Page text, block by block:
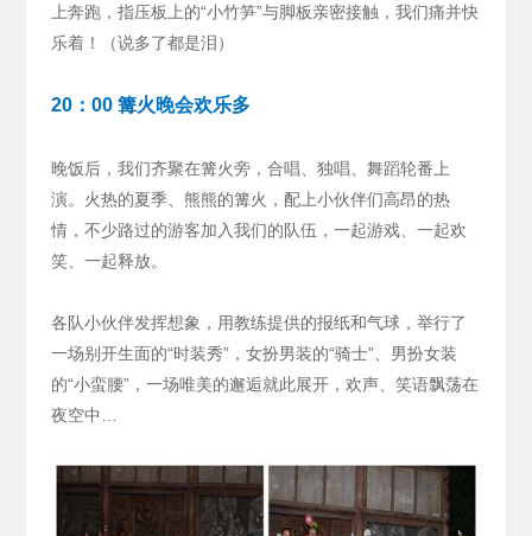
上奔跑，指压板上的“小竹笋”与脚板亲密接触，我们痛并快
乐着！（说多了都是泪）
20：00 篝火晚会欢乐多
晚饭后，我们齐聚在篝火旁，合唱、独唱、舞蹈轮番上
演。火热的夏季、熊熊的篝火，配上小伙伴们高昂的热
情，不少路过的游客加入我们的队伍，一起游戏、一起欢
笑、一起释放。
各队小伙伴发挥想象，用教练提供的报纸和气球，举行了
一场别开生面的“时装秀”，女扮男装的“骑士”、男扮女装
的“小蛮腰”，一场唯美的邂逅就此展开，欢声、笑语飘荡在
夜空中…